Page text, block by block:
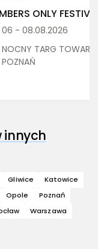
ONLY
06 - 08.08.2026
NOCNY TARG
POZNAŃ
innych
Gliwice
Katowice
Opole
Poznań
Warszawa